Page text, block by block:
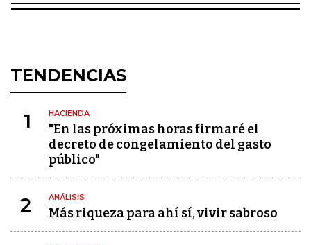
TENDENCIAS
1 HACIENDA
"En las próximas horas firmaré el
decreto de congelamiento del gasto
público"
2 ANÁLISIS
Más riqueza para ahí sí, vivir sabroso